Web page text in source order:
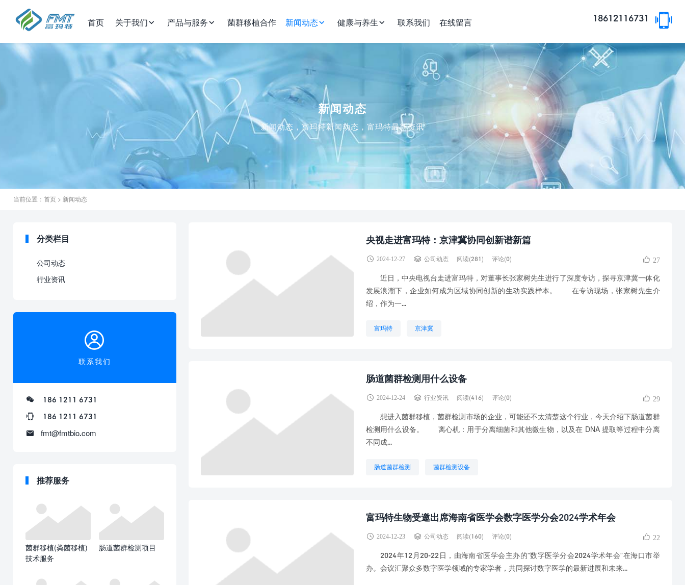
18612116731
首页 关于我们 产品与服务 菌群移植合作 新闻动态 健康与养生 联系我们 在线留言
新闻动态
新闻动态，富玛特新闻动态，富玛特最新资讯
当前位置： 首页> 新闻动态
央视走进富玛特：京津冀协同创新谱新篇
2024-12-27 公司动态 阅读(281) 评论(0) 27
近日，中央电视台走进富玛特，对董事长张家树先生进行了深度专访，探寻京津冀一体化
发展浪潮下，企业如何成为区域协同创新的生动实践样本。 在专访现场，张家树先生介
绍，作为一...
富玛特 京津冀
肠道菌群检测用什么设备
2024-12-24 行业资讯 阅读(416) 评论(0) 29
想进入菌群移植，菌群检测市场的企业，可能还不太清楚这个行业，今天介绍下肠道菌群
检测用什么设备。 离心机：用于分离细菌和其他微生物，以及在 DNA 提取等过程中分离
不同成...
肠道菌群检测 菌群检测设备
富玛特生物受邀出席海南省医学会数字医学分会2024学术年会
2024-12-23 公司动态 阅读(160) 评论(0) 22
2024年12月20-22日，由海南省医学会主办的”数字医学分会2024学术年会”在海口市举
办。会议汇聚众多数字医学领域的专家学者，共同探讨数字医学的最新进展和未来...
分类栏目
公司动态
行业资讯
联系我们
186 1211 6731
186 1211 6731
fmt@fmtbio.com
推荐服务
菌群移植(粪菌移植)
技术服务
肠道菌群检测项目